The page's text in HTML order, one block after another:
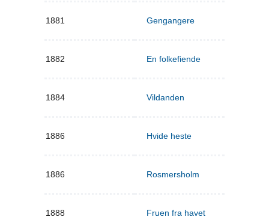
1881 Gengangere
1882 En folkefiende
1884 Vildanden
1886 Hvide heste
1886 Rosmersholm
1888 Fruen fra havet